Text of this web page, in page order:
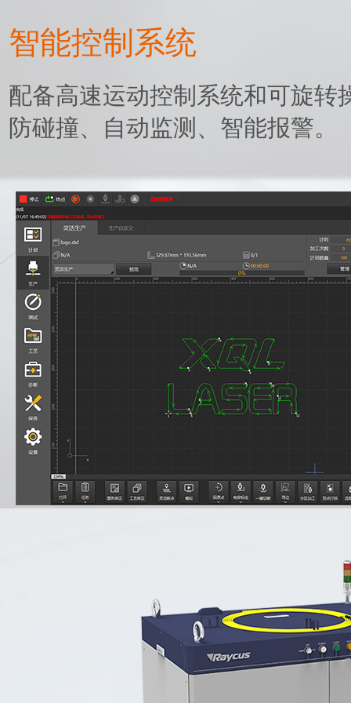
智能控制系统
配备高速运动控制系统和可旋转
防碰撞、自动监测、智能报警。